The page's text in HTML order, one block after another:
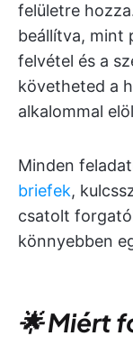
felületre
beállítva, mint
felvétel és a
követheted a
alkalommal
Minden
briefek,
csatolt
könnyebben
🌟 Miért